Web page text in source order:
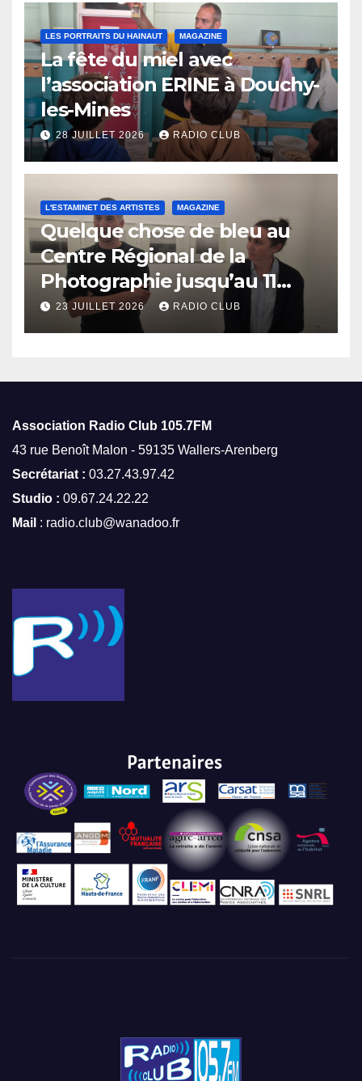
LES PORTRAITS DU HAINAUT MAGAZINE
La fête du miel avec
l’association ERINE à Douchy-
les-Mines
28 JUILLET 2026 RADIO CLUB
L'ESTAMINET DES ARTISTES MAGAZINE
Quelque chose de bleu au
Centre Régional de la
Photographie jusqu’au 11
octobre
23 JUILLET 2026 RADIO CLUB
Association Radio Club 105.7FM
43 rue Benoît Malon - 59135 Wallers-Arenberg
Secrétariat : 03.27.43.97.42
Studio : 09.67.24.22.22
Mail : radio.club@wanadoo.fr